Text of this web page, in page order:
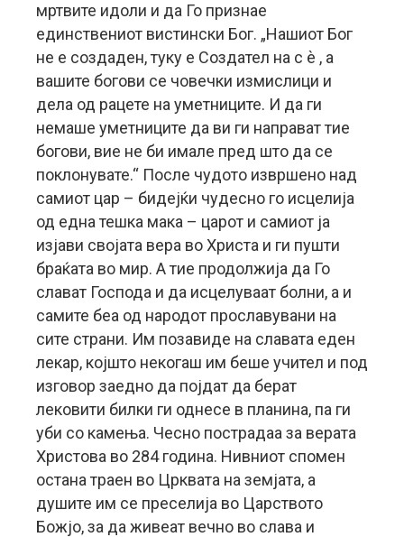
мртвите идоли и да Го признае
единствениот вистински Бог. „Нашиот Бог
не е создаден, туку е Создател на с ѐ , а
вашите богови се човечки измислици и
дела од рацете на уметниците. И да ги
немаше уметниците да ви ги направат тие
богови, вие не би имале пред што да се
поклонувате.“ После чудото извршено над
самиот цар – бидејќи чудесно го исцелија
од една тешка мака – царот и самиот ја
изјави својата вера во Христа и ги пушти
браќата во мир. А тие продолжија да Го
слават Господа и да исцелуваат болни, а и
самите беа од народот прославувани на
сите страни. Им позавиде на славата еден
лекар, којшто некогаш им беше учител и под
изговор заедно да појдат да берат
лековити билки ги однесе в планина, па ги
уби со камења. Чесно пострадаа за верата
Христова во 284 година. Нивниот спомен
остана траен во Црквата на земјата, а
душите им се преселија во Царството
Божјо, за да живеат вечно во слава и